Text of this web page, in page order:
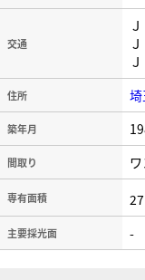
交通
住所
築年月
間取り
専有面積
主要採光面 -